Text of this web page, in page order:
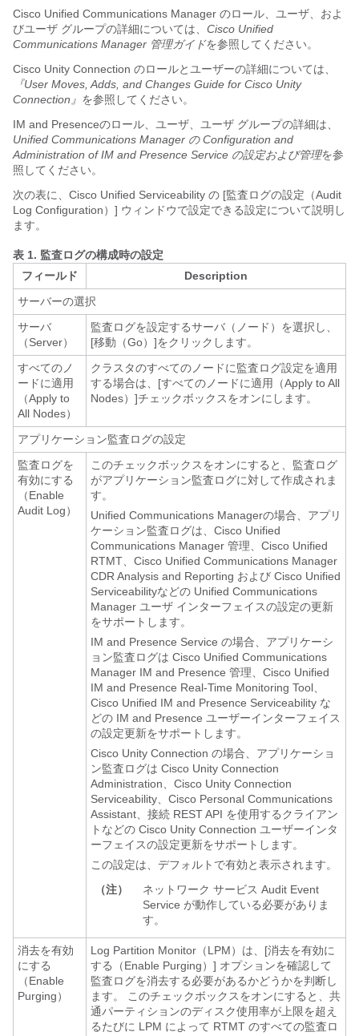
Cisco Unified Communications Manager のロール、ユーザ、およ
びユーザ グループの詳細については、 Cisco Unified
Communications Manager 管理ガイドを参照してください。
Cisco Unity Connection のロールとユーザーの詳細については、
『User Moves, Adds, and Changes Guide for Cisco Unity
Connection 』 を参照してください。
IM and Presenceのロール、ユーザ、ユーザ グループの詳細は、
Unified Communications Manager の Configuration and
Administration ofIM and Presence Service の設定および管理を参
照してください。
次の表に、 Cisco Unified Serviceability の [監査ログの設定（Audit
Log Configuration）] ウィンドウで設定できる設定について説明し
ます。
表 1. 監査ログの構成時の設定
フィールド
Description
サーバーの選択
サーバ
（Server）
監査ログを設定するサーバ（ノード）を選択し、
[移動（Go）]をクリックします。
すべてのノ
ードに適用
（Apply to
All Nodes）
クラスタのすべてのノードに監査ログ設定を適用
する場合は、[すべてのノードに適用（Apply to All
Nodes）]チェックボックスをオンにします。
アプリケーション監査ログの設定
監査ログを
有効にする
（Enable
Audit Log）
このチェックボックスをオンにすると、監査ログ
がアプリケーション監査ログに対して作成されま
す。
Unified Communications Managerの場合、アプリ
ケーション監査ログは、Cisco Unified
Communications Manager 管理、 Cisco Unified
RTMT 、Cisco Unified Communications Manager
CDR Analysis and Reporting および Cisco Unified
Serviceabilityなどの Unified Communications
Manager ユーザ インターフェイスの設定の更新
をサポートします。
IM and Presence Service の場合、アプリケーシ
ョン監査ログは Cisco Unified Communications
Manager IM and Presence 管理、 Cisco Unified
IM and Presence Real-Time Monitoring Tool
Cisco Unified IM and Presence Serviceability な
どの IM and Presence ユーザーインターフェイス
の設定更新をサポートします。
Cisco Unity Connection の場合、アプリケーショ
ン監査ログは Cisco Unity Connection
Administration、 Cisco Unity Connection
Serviceability、Cisco Personal Communications
Assistant、接続 REST API を使用するクライアン
トなどの Cisco Unity Connection ユーザーインタ
ーフェイスの設定更新をサポートします。
この設定は、デフォルトで有効と表示されます。
（注）
ネットワーク サービス Audit Event
Service が動作している必要がありま
す。
消去を有効
にする
（Enable
Purging）
Log Partition Monitor（LPM）は、[消去を有効に
する（Enable Purging）] オプションを確認して
監査ログを消去する必要があるかどうかを判断し
ます。 このチェックボックスをオンにすると、共
通パーティションのディスク使用率が上限を超え
るたびに LPM によって RTMT のすべての監査ロ